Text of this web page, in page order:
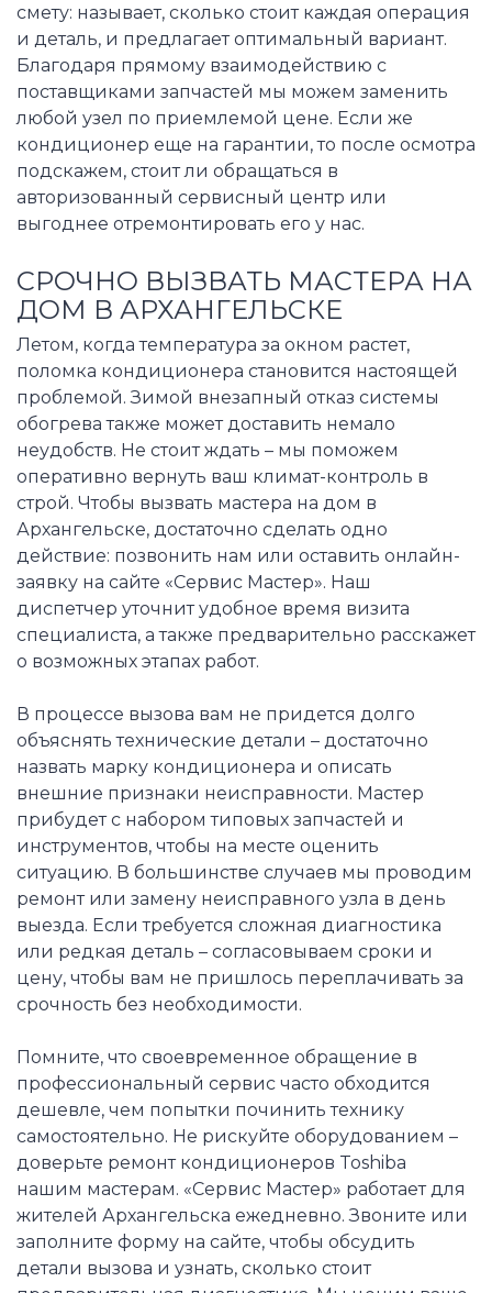
смету: называет, сколько стоит каждая операция
и деталь, и предлагает оптимальный вариант.
Благодаря прямому взаимодействию с
поставщиками запчастей мы можем заменить
любой узел по приемлемой цене. Если же
кондиционер еще на гарантии, то после осмотра
подскажем, стоит ли обращаться в
авторизованный сервисный центр или
выгоднее отремонтировать его у нас.
СРОЧНО ВЫЗВАТЬ МАСТЕРА НА
ДОМ В АРХАНГЕЛЬСКЕ
Летом, когда температура за окном растет,
поломка кондиционера становится настоящей
проблемой. Зимой внезапный отказ системы
обогрева также может доставить немало
неудобств. Не стоит ждать – мы поможем
оперативно вернуть ваш климат-контроль в
строй. Чтобы вызвать мастера на дом в
Архангельске, достаточно сделать одно
действие: позвонить нам или оставить онлайн-
заявку на сайте «Сервис Мастер». Наш
диспетчер уточнит удобное время визита
специалиста, а также предварительно расскажет
о возможных этапах работ.
В процессе вызова вам не придется долго
объяснять технические детали – достаточно
назвать марку кондиционера и описать
внешние признаки неисправности. Мастер
прибудет с набором типовых запчастей и
инструментов, чтобы на месте оценить
ситуацию. В большинстве случаев мы проводим
ремонт или замену неисправного узла в день
выезда. Если требуется сложная диагностика
или редкая деталь – согласовываем сроки и
цену, чтобы вам не пришлось переплачивать за
срочность без необходимости.
Помните, что своевременное обращение в
профессиональный сервис часто обходится
дешевле, чем попытки починить технику
самостоятельно. Не рискуйте оборудованием –
доверьте ремонт кондиционеров Toshiba
нашим мастерам. «Сервис Мастер» работает для
жителей Архангельска ежедневно. Звоните или
заполните форму на сайте, чтобы обсудить
детали вызова и узнать, сколько стоит